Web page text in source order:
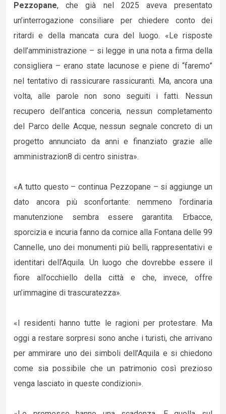
Pezzopane, che già nel 2025 aveva presentato
un’interrogazione consiliare per chiedere conto dei
ritardi e della mancata cura del luogo. «Le risposte
dell’amministrazione – si legge in una nota a firma della
consigliera – erano state lacunose e piene di “faremo”
nel tentativo di rassicurare rassicuranti. Ma, ancora una
volta, alle parole non sono seguiti i fatti. Nessun
recupero dell’antica conceria, nessun completamento
del Parco delle Acque, nessun segnale concreto di un
progetto annunciato da anni e finanziato grazie alle
amministrazion8 di centro sinistra».
«A tutto questo – continua Pezzopane – si aggiunge un
dato ancora più sconfortante: nemmeno l’ordinaria
manutenzione sembra essere garantita. Erbacce,
sporcizia e incuria fanno da cornice alla Fontana delle 99
Cannelle, uno dei monumenti più belli, rappresentativi e
identitari dell’Aquila. Un luogo che dovrebbe essere il
fiore all’occhiello della città e che, invece, offre
un’immagine di trascuratezza».
«I residenti hanno tutte le ragioni per protestare. Ma
oggi a restare sorpresi sono anche i turisti, che arrivano
per ammirare uno dei simboli dell’Aquila e si chiedono
come sia possibile che un patrimonio così prezioso
venga lasciato in queste condizioni».